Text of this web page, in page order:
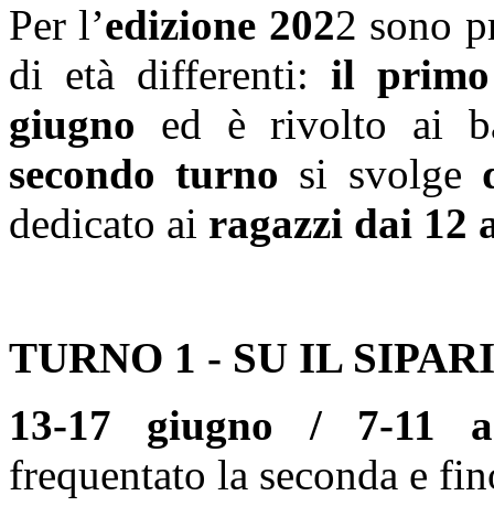
Per l’edizione 2022 sono
di età differenti: il
giugno ed è rivolto ai
secondo turno si svolge
dedicato ai ragazzi dai 12
TURNO 1 - SU IL
13-17 giugno / 7-11
frequentato la seconda e